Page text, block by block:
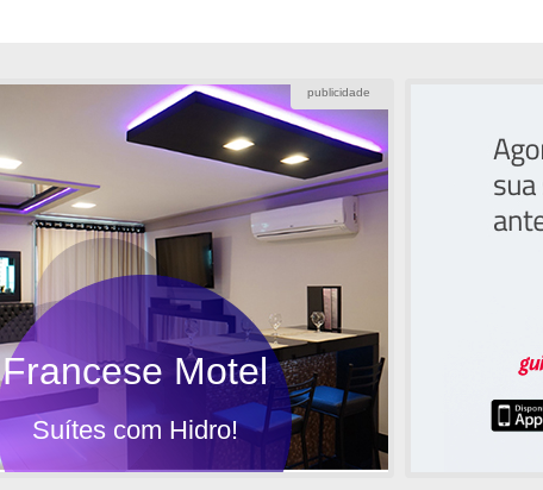
publicidade
Francese Motel
Suítes com Hidro!